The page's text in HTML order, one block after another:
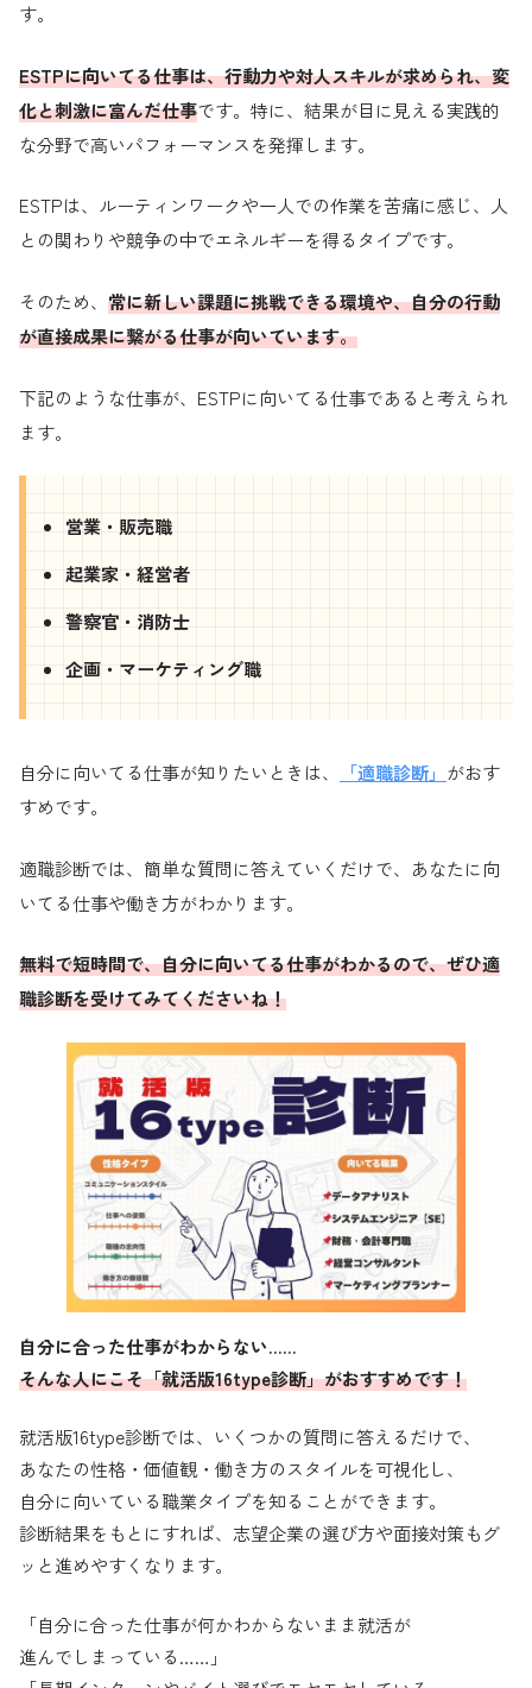
す。
ESTPに向いてる仕事は、行動力や対人スキルが求められ、変
化と刺激に富んだ仕事です。特に、結果が目に見える実践的
な分野で高いパフォーマンスを発揮します。
ESTPは、ルーティンワークや一人での作業を苦痛に感じ、人
との関わりや競争の中でエネルギーを得るタイプです。
そのため、 常に新しい課題に挑戦できる環境や、自分の行動
が直接成果に繋がる仕事が向いています。
下記のような仕事が、ESTPに向いてる仕事であると考えられ
ます。
営業・販売職
起業家・経営者
警察官・消防士
企画・マーケティング職
自分に向いてる仕事が知りたいときは、 「適職診断」 がおす
すめです。
適職診断では、簡単な質問に答えていくだけで、あなたに向
いてる仕事や働き方がわかります。
無料で短時間で、自分に向いてる仕事がわかるので、ぜひ適
職診断を受けてみてくださいね！
自分に合った仕事がわからない……
そんな人にこそ「就活版16type診断」がおすすめです！
就活版16type診断では、いくつかの質問に答えるだけで、
あなたの性格・価値観・働き方のスタイルを可視化し、
自分に向いている職業タイプを知ることができます。
診断結果をもとにすれば、志望企業の選び方や面接対策もグ
ッと進めやすくなります。
「自分に合った仕事が何かわからないまま就活が
進んでしまっている……」